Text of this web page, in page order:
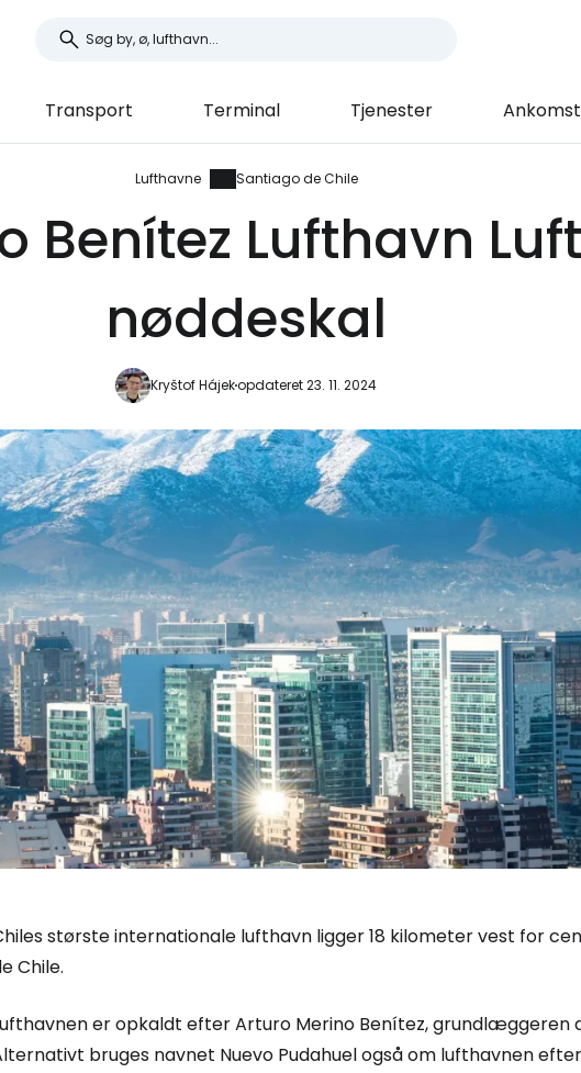
Transport Terminal Tjenester
Lufthavne Santiago de Chile
Benítez Lufthavn
nøddeskal
Kryštof Hájekopdateret 23. 11. 2024
største internationale lufthavn ligger 18 kilometer vest for
Chile.
er opkaldt efter Arturo Merino Benítez, grundlæggeren
bruges navnet Nuevo Pudahuel også om lufthavnen